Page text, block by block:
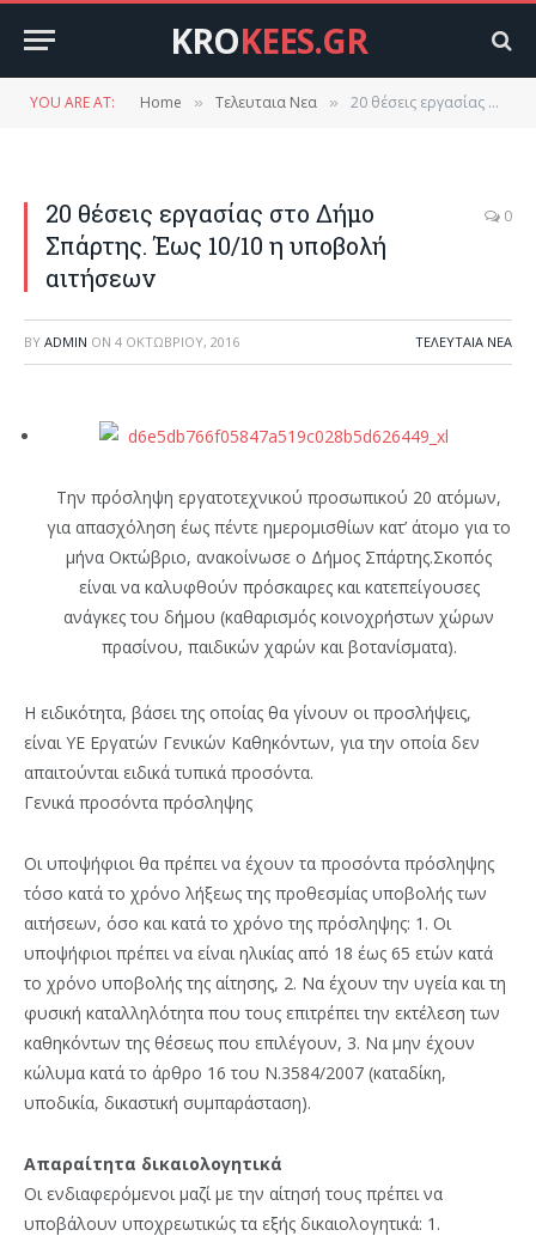
KROKEES.GR
YOU ARE AT: Home » Τελευταια Νεα » 20 θέσεις εργασίας στο Δήμο Σπάρτης. Έως 10/10 η υποβολή αιτήσεων
20 θέσεις εργασίας στο Δήμο
Σπάρτης. Έως 10/10 η υποβολή
αιτήσεων
0
BY ADMIN ON 4 ΟΚΤΩΒΡΊΟΥ, 2016 ΤΕΛΕΥΤΑΙΑ ΝΕΑ
Την πρόσληψη εργατοτεχνικού προσωπικού 20 ατόμων,
για απασχόληση έως πέντε ημερομισθίων κατ’ άτομο για το
μήνα Οκτώβριο, ανακοίνωσε ο Δήμος Σπάρτης.Σκοπός
είναι να καλυφθούν πρόσκαιρες και κατεπείγουσες
ανάγκες του δήμου (καθαρισμός κοινοχρήστων χώρων
πρασίνου, παιδικών χαρών και βοτανίσματα).
Η ειδικότητα, βάσει της οποίας θα γίνουν οι προσλήψεις,
είναι ΥΕ Εργατών Γενικών Καθηκόντων, για την οποία δεν
απαιτούνται ειδικά τυπικά προσόντα.
Γενικά προσόντα πρόσληψης
Οι υποψήφιοι θα πρέπει να έχουν τα προσόντα πρόσληψης
τόσο κατά το χρόνο λήξεως της προθεσμίας υποβολής των
αιτήσεων, όσο και κατά το χρόνο της πρόσληψης: 1. Οι
υποψήφιοι πρέπει να είναι ηλικίας από 18 έως 65 ετών κατά
το χρόνο υποβολής της αίτησης, 2. Να έχουν την υγεία και τη
φυσική καταλληλότητα που τους επιτρέπει την εκτέλεση των
καθηκόντων της θέσεως που επιλέγουν, 3. Να μην έχουν
κώλυμα κατά το άρθρο 16 του Ν.3584/2007 (καταδίκη,
υποδικία, δικαστική συμπαράσταση).
Απαραίτητα δικαιολογητικά
Οι ενδιαφερόμενοι μαζί με την αίτησή τους πρέπει να
υποβάλουν υποχρεωτικώς τα εξής δικαιολογητικά: 1.